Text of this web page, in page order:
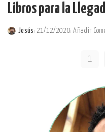
Libros para la
Posted
Jesús 21/12/2020 Añadir
1